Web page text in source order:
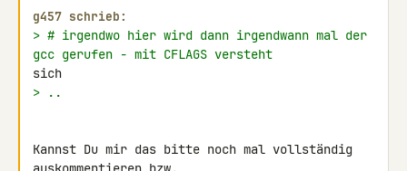
g457 schrieb:
> # irgendwo hier wird dann irgendwann mal der
gcc gerufen - mit CFLAGS versteht
> ..
Kannst Du mir das bitte noch mal vollständig